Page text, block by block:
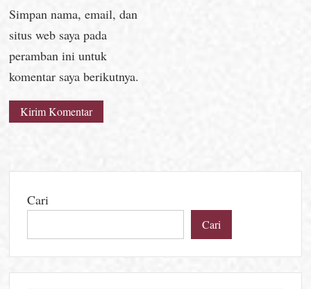
Simpan nama, email, dan
situs web saya pada
peramban ini untuk
komentar saya berikutnya.
Cari
Cari